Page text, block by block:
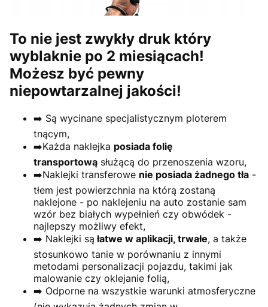
To nie jest zwykły druk który
wyblaknie po 2 miesiącach!
Możesz być pewny
niepowtarzalnej jakości!
➡️ Są wycinane specjalistycznym ploterem
tnącym,
➡️Każda naklejka posiada folię
transportową służącą do przenoszenia wzoru,
➡️Naklejki transferowe nie posiada żadnego tła -
tłem jest powierzchnia na którą zostaną
naklejone - po naklejeniu na auto zostanie sam
wzór bez białych wypełnień czy obwódek -
najlepszy możliwy efekt,
➡️ Naklejki są łatwe w aplikacji, trwałe, a także
stosunkowo tanie w porównaniu z innymi
metodami personalizacji pojazdu, takimi jak
malowanie czy oklejanie folią,
➡️ Odporne na wszystkie warunki atmosferyczne